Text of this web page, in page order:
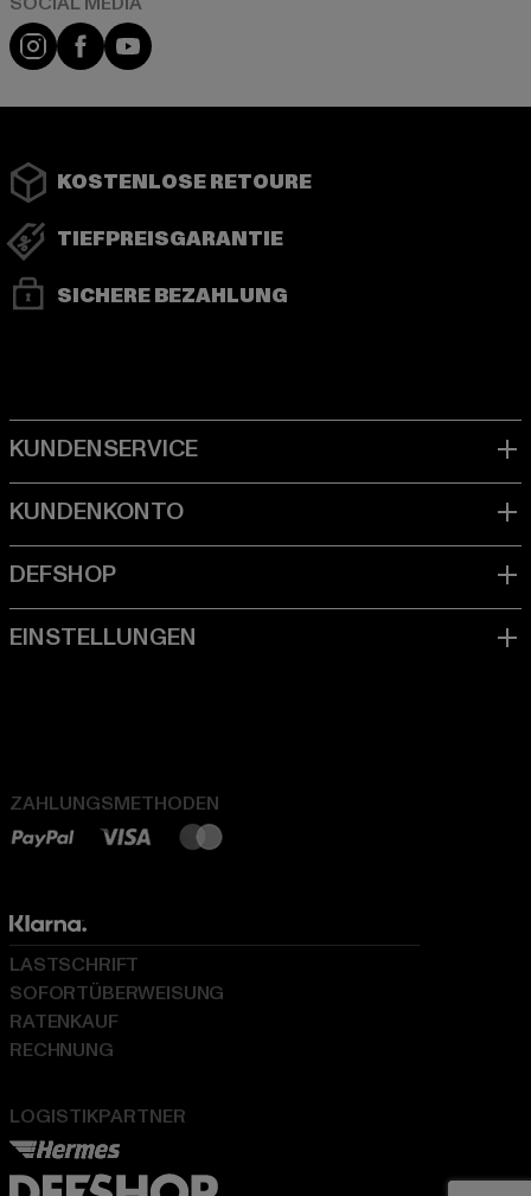
Instagram
FacebookYouTube
KOSTENLOSE RETOURE
TIEFPREISGARANTIE
SICHERE BEZAHLUNG
ZAHLUNGSMETHODEN
LOGISTIKPARTNER
LASTSCHRIFT
SOFORTÜBERWEISUNG
RATENKAUF
RECHNUNG